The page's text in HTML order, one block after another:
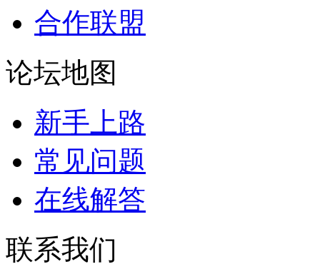
合作联盟
论坛地图
新手上路
常见问题
在线解答
联系我们